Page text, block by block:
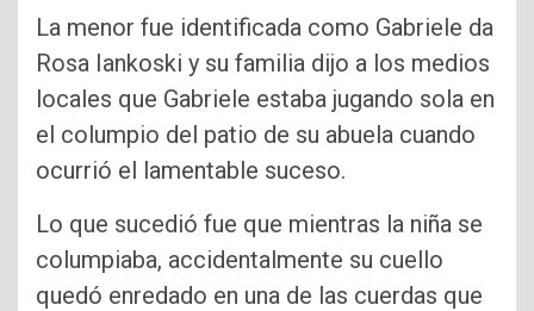
La menor fue identificada como Gabriele da
Rosa Iankoski y su familia dijo a los medios
locales que Gabriele estaba jugando sola en
el columpio del patio de su abuela cuando
ocurrió el lamentable suceso.
Lo que sucedió fue que mientras la niña se
columpiaba, accidentalmente su cuello
quedó enredado en una de las cuerdas que